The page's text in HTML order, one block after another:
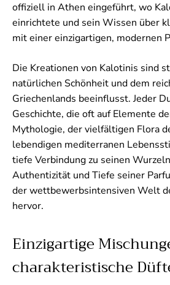
offiziell in Athen eingeführt, wo
einrichtete und sein Wissen über
mit einer einzigartigen, modernen
Die Kreationen von Kalotinis sind
natürlichen Schönheit und dem
Griechenlands beeinflusst. Jeder
Geschichte, die oft auf Elemente
Mythologie, der vielfältigen Flora
lebendigen mediterranen
tiefe Verbindung zu seinen
Authentizität und Tiefe seiner
der wettbewerbsintensiven Welt
hervor.
Einzigartige
charakteristische